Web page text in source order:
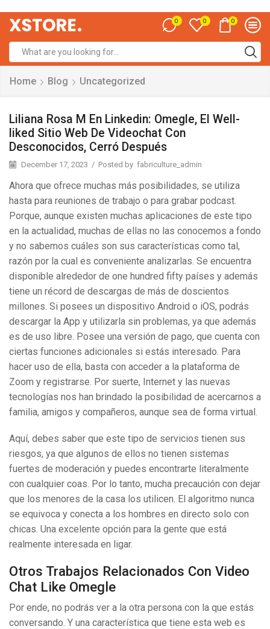
0 0 0
Home Blog Uncategorized
Liliana Rosa M En Linkedin: Omegle, El Well-
liked Sitio Web De Videochat Con
Desconocidos, Cerró Después
December 17, 2023 / Posted by fabriculture_admin
Ahora que ofrece muchas más posibilidades, se utiliza
hasta para reuniones de trabajo o para grabar podcast.
Porque, aunque existen muchas aplicaciones de este tipo
en la actualidad, muchas de ellas no las conocemos a fondo
y no sabemos cuáles son sus características como tal,
razón por la cual es conveniente analizarlas. Se encuentra
disponible alrededor de one hundred fifty países y además
tiene un récord de descargas de más de doscientos
millones. Si posees un dispositivo Android o iOS, podrás
descargar la App y utilizarla sin problemas, ya que además
es de uso libre. Posee una versión de pago, que cuenta con
ciertas funciones adicionales si estás interesado. Para
hacer uso de ella, basta con acceder a la plataforma de
Zoom y registrarse. Por suerte, Internet y las nuevas
tecnologías nos han brindado la posibilidad de acercarnos a
familia, amigos y compañeros, aunque sea de forma virtual.
Aquí, debes saber que este tipo de servicios tienen sus
riesgos, ya que algunos de ellos no tienen sistemas
fuertes de moderación y puedes encontrarte literalmente
con cualquier coas. Por lo tanto, mucha precaución con dejar
que los menores de la casa los utilicen. El algoritmo nunca
se equivoca y conecta a los hombres en directo solo con
chicas. Una excelente opción para la gente que está
realmente interesada en ligar.
Otros Trabajos Relacionados Con Video
Chat Like Omegle
Por ende, no podrás ver a la otra persona con la que estás
conversando. Y una característica que tiene esta web es